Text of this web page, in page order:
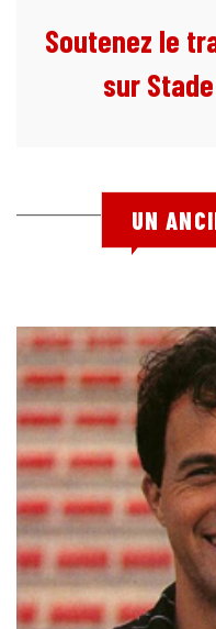
Soutenez le
sur
UN